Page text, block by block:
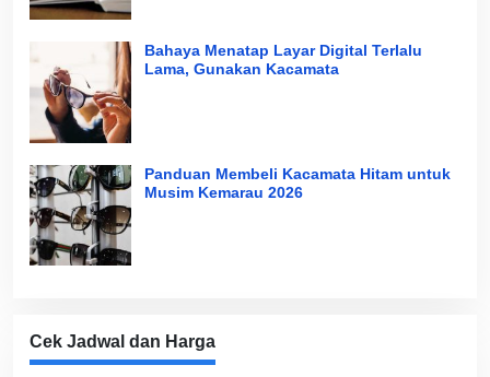
Bahaya Menatap Layar Digital Terlalu
Lama, Gunakan Kacamata
Panduan Membeli Kacamata Hitam untuk
Musim Kemarau 2026
Cek Jadwal dan Harga